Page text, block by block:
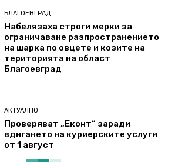
БЛАГОЕВГРАД
Набелязаха строги мерки за
ограничаване разпространението
на шарка по овцете и козите на
територията на област
Благоевград
АКТУАЛНО
Проверяват „Еконт“ заради
вдигането на куриерските услуги
от 1 август